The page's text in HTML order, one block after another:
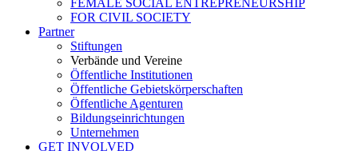
FOR CIVIL SOCIETY
Partner
Stiftungen
Verbände und Vereine
Öffentliche Institutionen
Öffentliche Gebietskörperschaften
Öffentliche Agenturen
Bildungseinrichtungen
Unternehmen
GET INVOLVED